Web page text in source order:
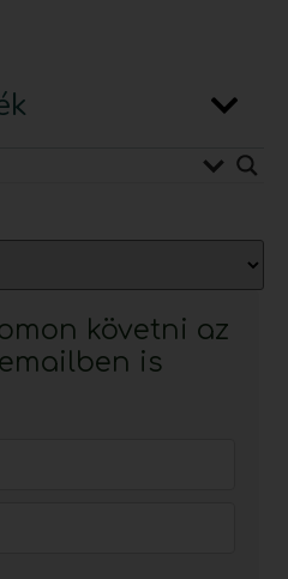
követni az
is